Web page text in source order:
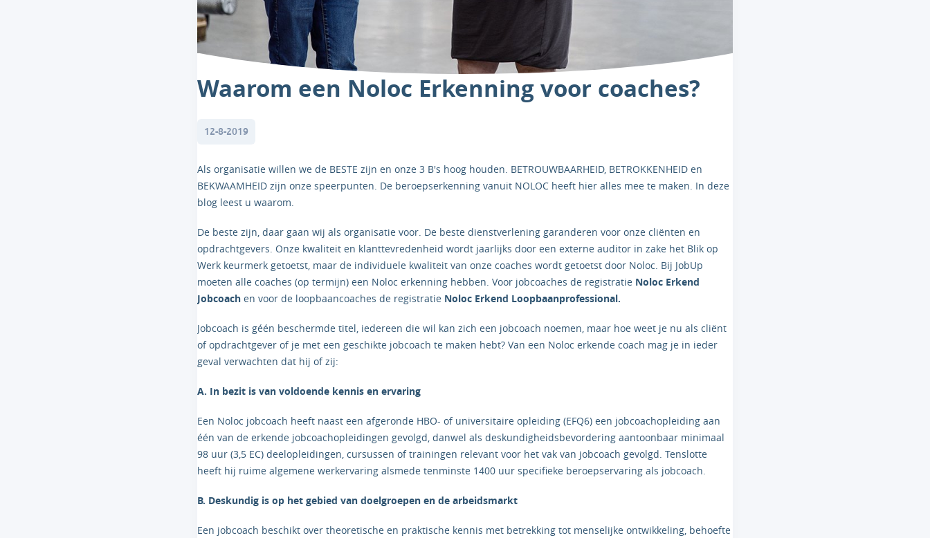
Waarom een Noloc Erkenning voor coaches?
12-8-2019
Als organisatie willen we de BESTE zijn en onze 3 B's hoog houden. BETROUWBAARHEID, BETROKKENHEID en
BEKWAAMHEID zijn onze speerpunten. De beroepserkenning vanuit NOLOC heeft hier alles mee te maken. In deze
blog leest u waarom.
De beste zijn, daar gaan wij als organisatie voor. De beste dienstverlening garanderen voor onze cliënten en
opdrachtgevers. Onze kwaliteit en klanttevredenheid wordt jaarlijks door een externe auditor in zake het Blik op
Werk keurmerk getoetst, maar de individuele kwaliteit van onze coaches wordt getoetst door Noloc. Bij JobUp
moeten alle coaches (op termijn) een Noloc erkenning hebben. Voor jobcoaches de registratie Noloc Erkend
Jobcoach en voor de loopbaancoaches de registratie Noloc Erkend Loopbaanprofessional.
Jobcoach is géén beschermde titel, iedereen die wil kan zich een jobcoach noemen, maar hoe weet je nu als cliënt
of opdrachtgever of je met een geschikte jobcoach te maken hebt? Van een Noloc erkende coach mag je in ieder
geval verwachten dat hij of zij:
A. In bezit is van voldoende kennis en ervaring
Een Noloc jobcoach heeft naast een afgeronde HBO- of universitaire opleiding (EFQ6) een jobcoachopleiding aan
één van de erkende jobcoachopleidingen gevolgd, danwel als deskundigheidsbevordering aantoonbaar minimaal
98 uur (3,5 EC) deelopleidingen, cursussen of trainingen relevant voor het vak van jobcoach gevolgd. Tenslotte
heeft hij ruime algemene werkervaring alsmede tenminste 1400 uur specifieke beroepservaring als jobcoach.
B. Deskundig is op het gebied van doelgroepen en de arbeidsmarkt
Een jobcoach beschikt over theoretische en praktische kennis met betrekking tot menselijke ontwikkeling, behoefte